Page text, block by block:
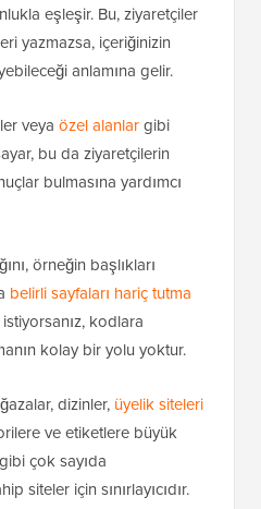
eşleşir. Bu, ziyaretçiler
yazmazsa, içeriğinizin
anlamına gelir.
veya özel alanlargibi
bu da ziyaretçilerin
bulmasına yardımcı
örneğin başlıkları
belirli sayfaları hariç tutma
kodlara
kolay bir yolu yoktur.
dizinler, üyelik siteleri
ve etiketlere büyük
çok sayıda
siteler için sınırlayıcıdır.